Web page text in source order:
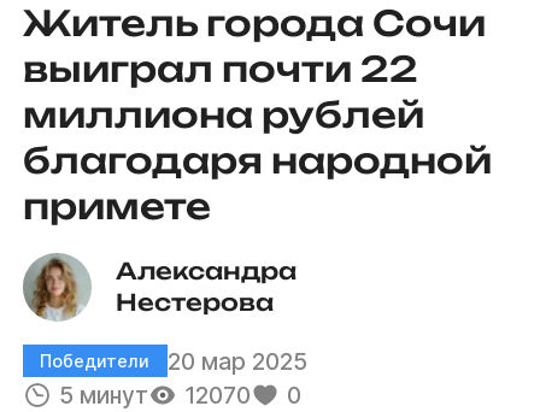
Житель города Сочи
выиграл почти 22
миллиона рублей
благодаря народной
примете
Александра
Нестерова
Победители
20 мар 2025
5 минут
12070
0